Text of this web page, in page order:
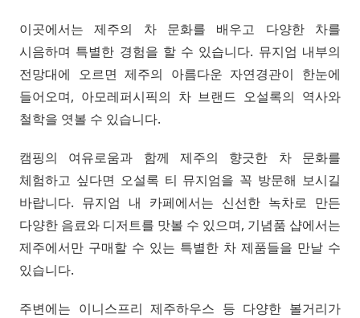
이곳에서는 제주의 차 문화를 배우고 다양한 차를
시음하며 특별한 경험을 할 수 있습니다. 뮤지엄 내부의
전망대에 오르면 제주의 아름다운 자연경관이 한눈에
들어오며, 아모레퍼시픽의 차 브랜드 오설록의 역사와
철학을 엿볼 수 있습니다.
캠핑의 여유로움과 함께 제주의 향긋한 차 문화를
체험하고 싶다면 오설록 티 뮤지엄을 꼭 방문해 보시길
바랍니다. 뮤지엄 내 카페에서는 신선한 녹차로 만든
다양한 음료와 디저트를 맛볼 수 있으며, 기념품 샵에서는
제주에서만 구매할 수 있는 특별한 차 제품들을 만날 수
있습니다.
주변에는 이니스프리 제주하우스 등 다양한 볼거리가